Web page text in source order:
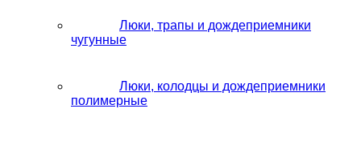
Люки, трапы и дождеприемники
чугунные
Люки, колодцы и дождеприемники
полимерные